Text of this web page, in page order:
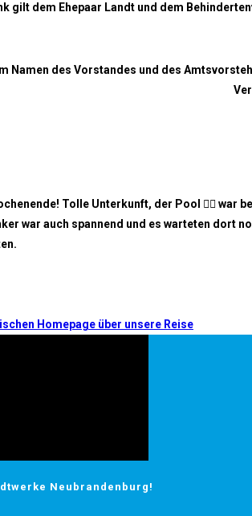
gilt dem Ehepaar Landt und dem
Namen des Vorstandes und des
Tolle Unterkunft, der Pool 🏊‍♂️
war auch spannend und es warteten dort
Homepage über unsere Reise
Neubrandenburg!